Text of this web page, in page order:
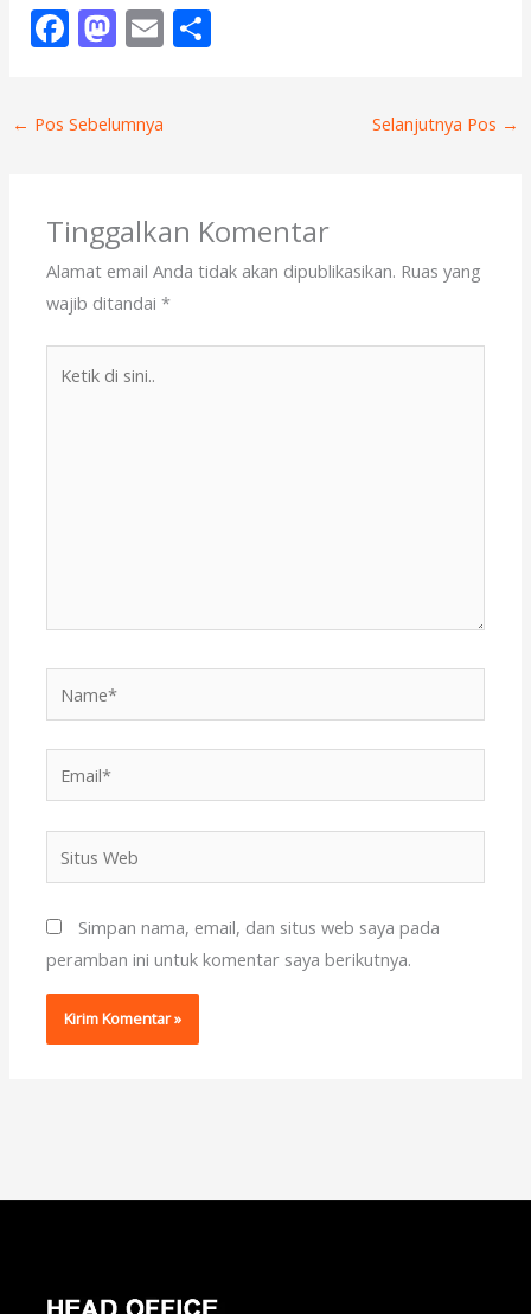
F
ac
b
o
k
M
as
d
n
E
m
← Pos Sebelumnya Selanjutnya Pos →
Tinggalkan Komentar
Alamat email Anda tidak akan dipublikasikan. Ruas yang
wajib ditandai*
Web
Simpan nama, email, dan situs web saya pada
peramban ini untuk komentar saya berikutnya.